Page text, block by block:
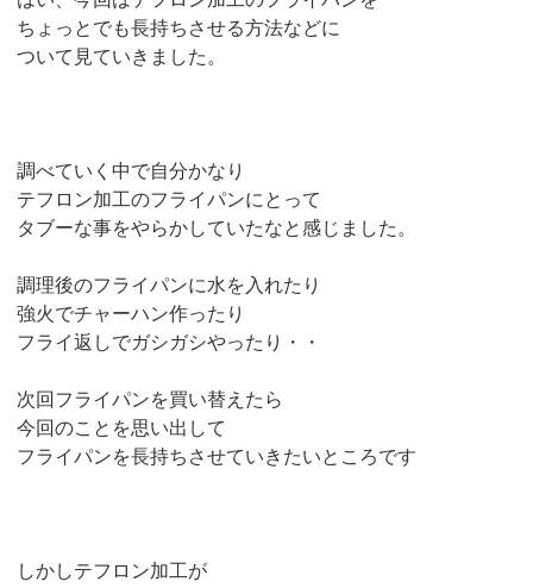
ちょっとでも長持ちさせる方法などに
ついて見ていきました。
調べていく中で自分かなり
テフロン加工のフライパンにとって
タブーな事をやらかしていたなと感じました。
調理後のフライパンに水を入れたり
強火でチャーハン作ったり
フライ返しでガシガシやったり・・
次回フライパンを買い替えたら
今回のことを思い出して
フライパンを長持ちさせていきたいところです
しかしテフロン加工が